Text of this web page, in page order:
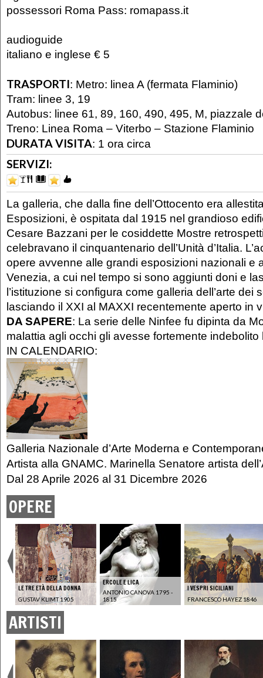
possessori Roma Pass: romapass.it
audioguide
italiano e inglese € 5
TRASPORTI: Metro: linea A (fermata Flaminio)
Tram: linee 3, 19
Autobus: linee 61, 89, 160, 490, 495, M, piazzale
Treno: Linea Roma – Viterbo – Stazione Flaminio
DURATA VISITA: 1 ora circa
SERVIZI:
La galleria, che dalla fine dell’Ottocento era
Esposizioni, è ospitata dal 1915 nel grandioso
Cesare Bazzani per le cosiddette Mostre
celebravano il cinquantenario dell’Unità d’Italia.
opere avvenne alle grandi esposizioni nazionali e
Venezia, a cui nel tempo si sono aggiunti doni e
l’istituzione si configura come galleria dell’arte dei
lasciando il XXI al MAXXI recentemente aperto in
DA SAPERE: La serie delle Ninfee fu dipinta da
malattia agli occhi gli avesse fortemente indebolito
IN CALENDARIO:
Galleria Nazionale d’Arte Moderna e
Artista alla GNAMC. Marinella Senatore artista
Dal 28 Aprile 2026 al 31 Dicembre 2026
OPERE
LE TRE ETÀ DELLA DONNA
GUSTAV KLIMT 1905
ERCOLE E LICA
ANTONIO CANOVA 1795 -
1815
I VESPRI SICILIANI
FRANCESCO HAYEZ 1846
ARTISTI